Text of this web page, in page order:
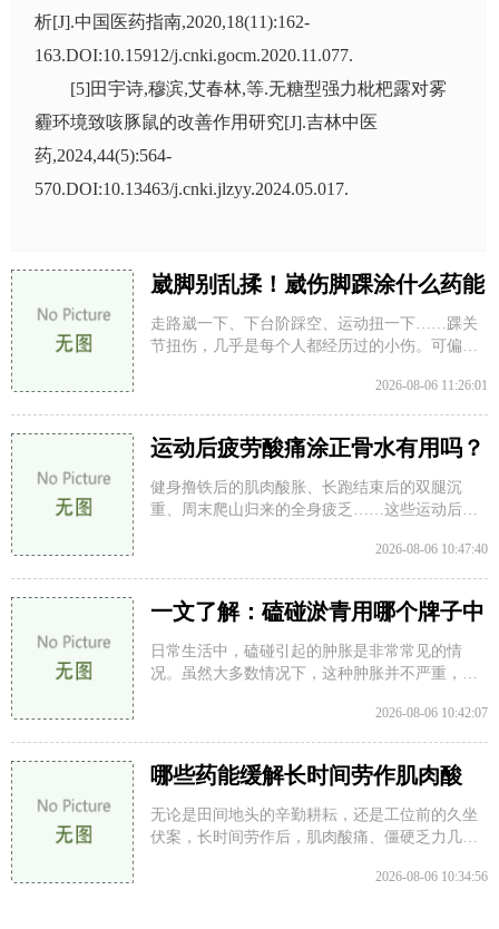
析[J].中国医药指南,2020,18(11):162-
163.DOI:10.15912/j.cnki.gocm.2020.11.077.
[5]田宇诗,穆滨,艾春林,等.无糖型强力枇杷露对雾
霾环境致咳豚鼠的改善作用研究[J].吉林中医
药,2024,44(5):564-
570.DOI:10.13463/j.cnki.jlzyy.2024.05.017.
崴脚别乱揉！崴伤脚踝涂什么药能
消肿止痛？
走路崴一下、下台阶踩空、运动扭一下……踝关
节扭伤，几乎是每个人都经历过的小伤。可偏偏
2026-08-06 11:26:01
运动后疲劳酸痛涂正骨水有用吗？
答案在这里！
健身撸铁后的肌肉酸胀、长跑结束后的双腿沉
重、周末爬山归来的全身疲乏……这些运动后
2026-08-06 10:47:40
一文了解：磕碰淤青用哪个牌子中
成药消肿止痛？
日常生活中，磕碰引起的肿胀是非常常见的情
况。虽然大多数情况下，这种肿胀并不严重，但
2026-08-06 10:42:07
哪些药能缓解长时间劳作肌肉酸
痛？日常劳损怎么办
无论是田间地头的辛勤耕耘，还是工位前的久坐
伏案，长时间劳作后，肌肉酸痛、僵硬乏力几乎
2026-08-06 10:34:56